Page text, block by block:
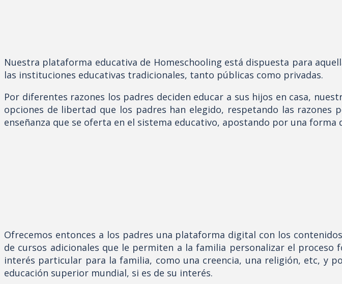
Nuestra plataforma educativa de Homeschooling está dispuesta para
las instituciones educativas tradicionales, tanto públicas como privadas.
Por diferentes razones los padres deciden educar a sus hijos en casa,
opciones de libertad que los padres han elegido, respetando las
enseñanza que se oferta en el sistema educativo, apostando por una forma
Ofrecemos entonces a los padres una plataforma digital con los
de cursos adicionales que le permiten a la familia personalizar el
interés particular para la familia, como una creencia, una religión, etc, y
educación superior mundial, si es de su interés.